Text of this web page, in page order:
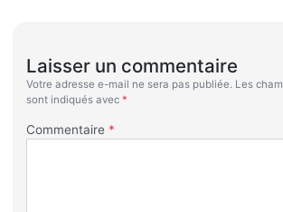
Laisser un commentaire
Votre adresse e-mail ne sera pas publiée. Les
sont indiqués avec *
Commentaire *